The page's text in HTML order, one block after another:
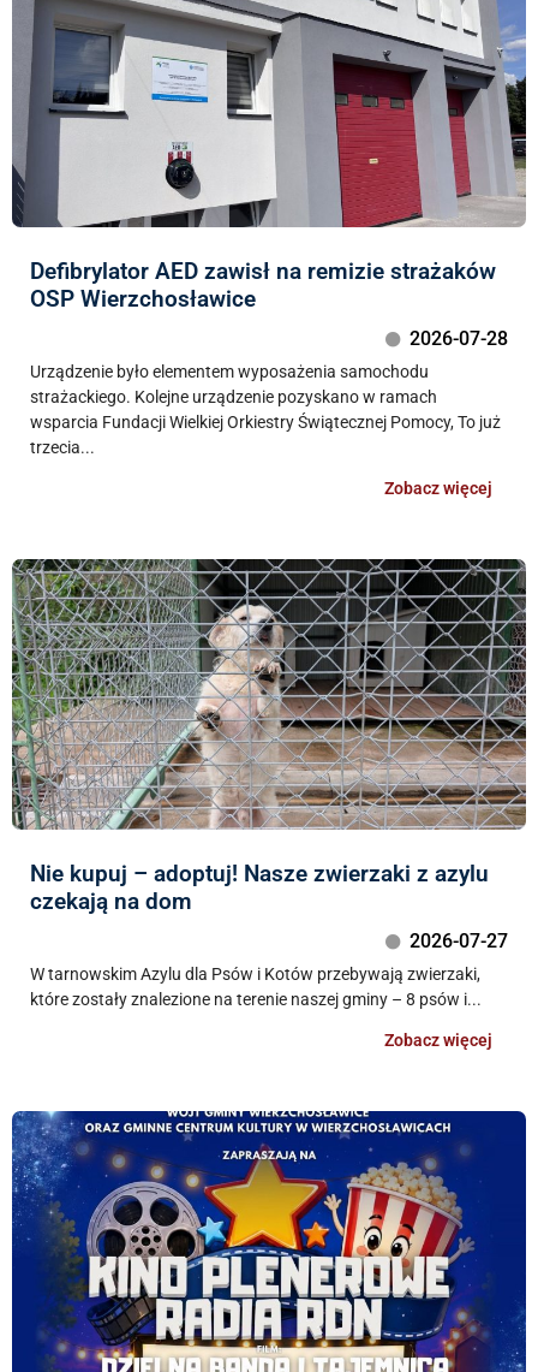
Defibrylator AED zawisł na remizie strażaków
OSP Wierzchosławice
2026-07-28
Urządzenie było elementem wyposażenia samochodu
strażackiego. Kolejne urządzenie pozyskano w ramach
wsparcia Fundacji Wielkiej Orkiestry Świątecznej Pomocy, To już
trzecia...
Zobacz więcej
Nie kupuj – adoptuj! Nasze zwierzaki z azylu
czekają na dom
2026-07-27
W tarnowskim Azylu dla Psów i Kotów przebywają zwierzaki,
które zostały znalezione na terenie naszej gminy – 8 psów i...
Zobacz więcej